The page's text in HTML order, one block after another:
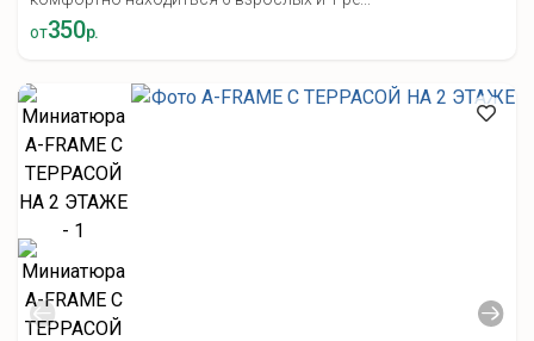
от350р.